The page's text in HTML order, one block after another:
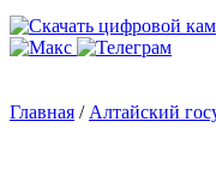
Главная / Алтайский